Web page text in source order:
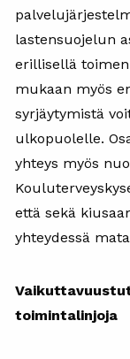
lastensuojelun
erillisellä
mukaan myös
syrjäytymistä
ulkopuolelle.
yhteys myös
että sekä
yhteydessä
toimintalinjoja